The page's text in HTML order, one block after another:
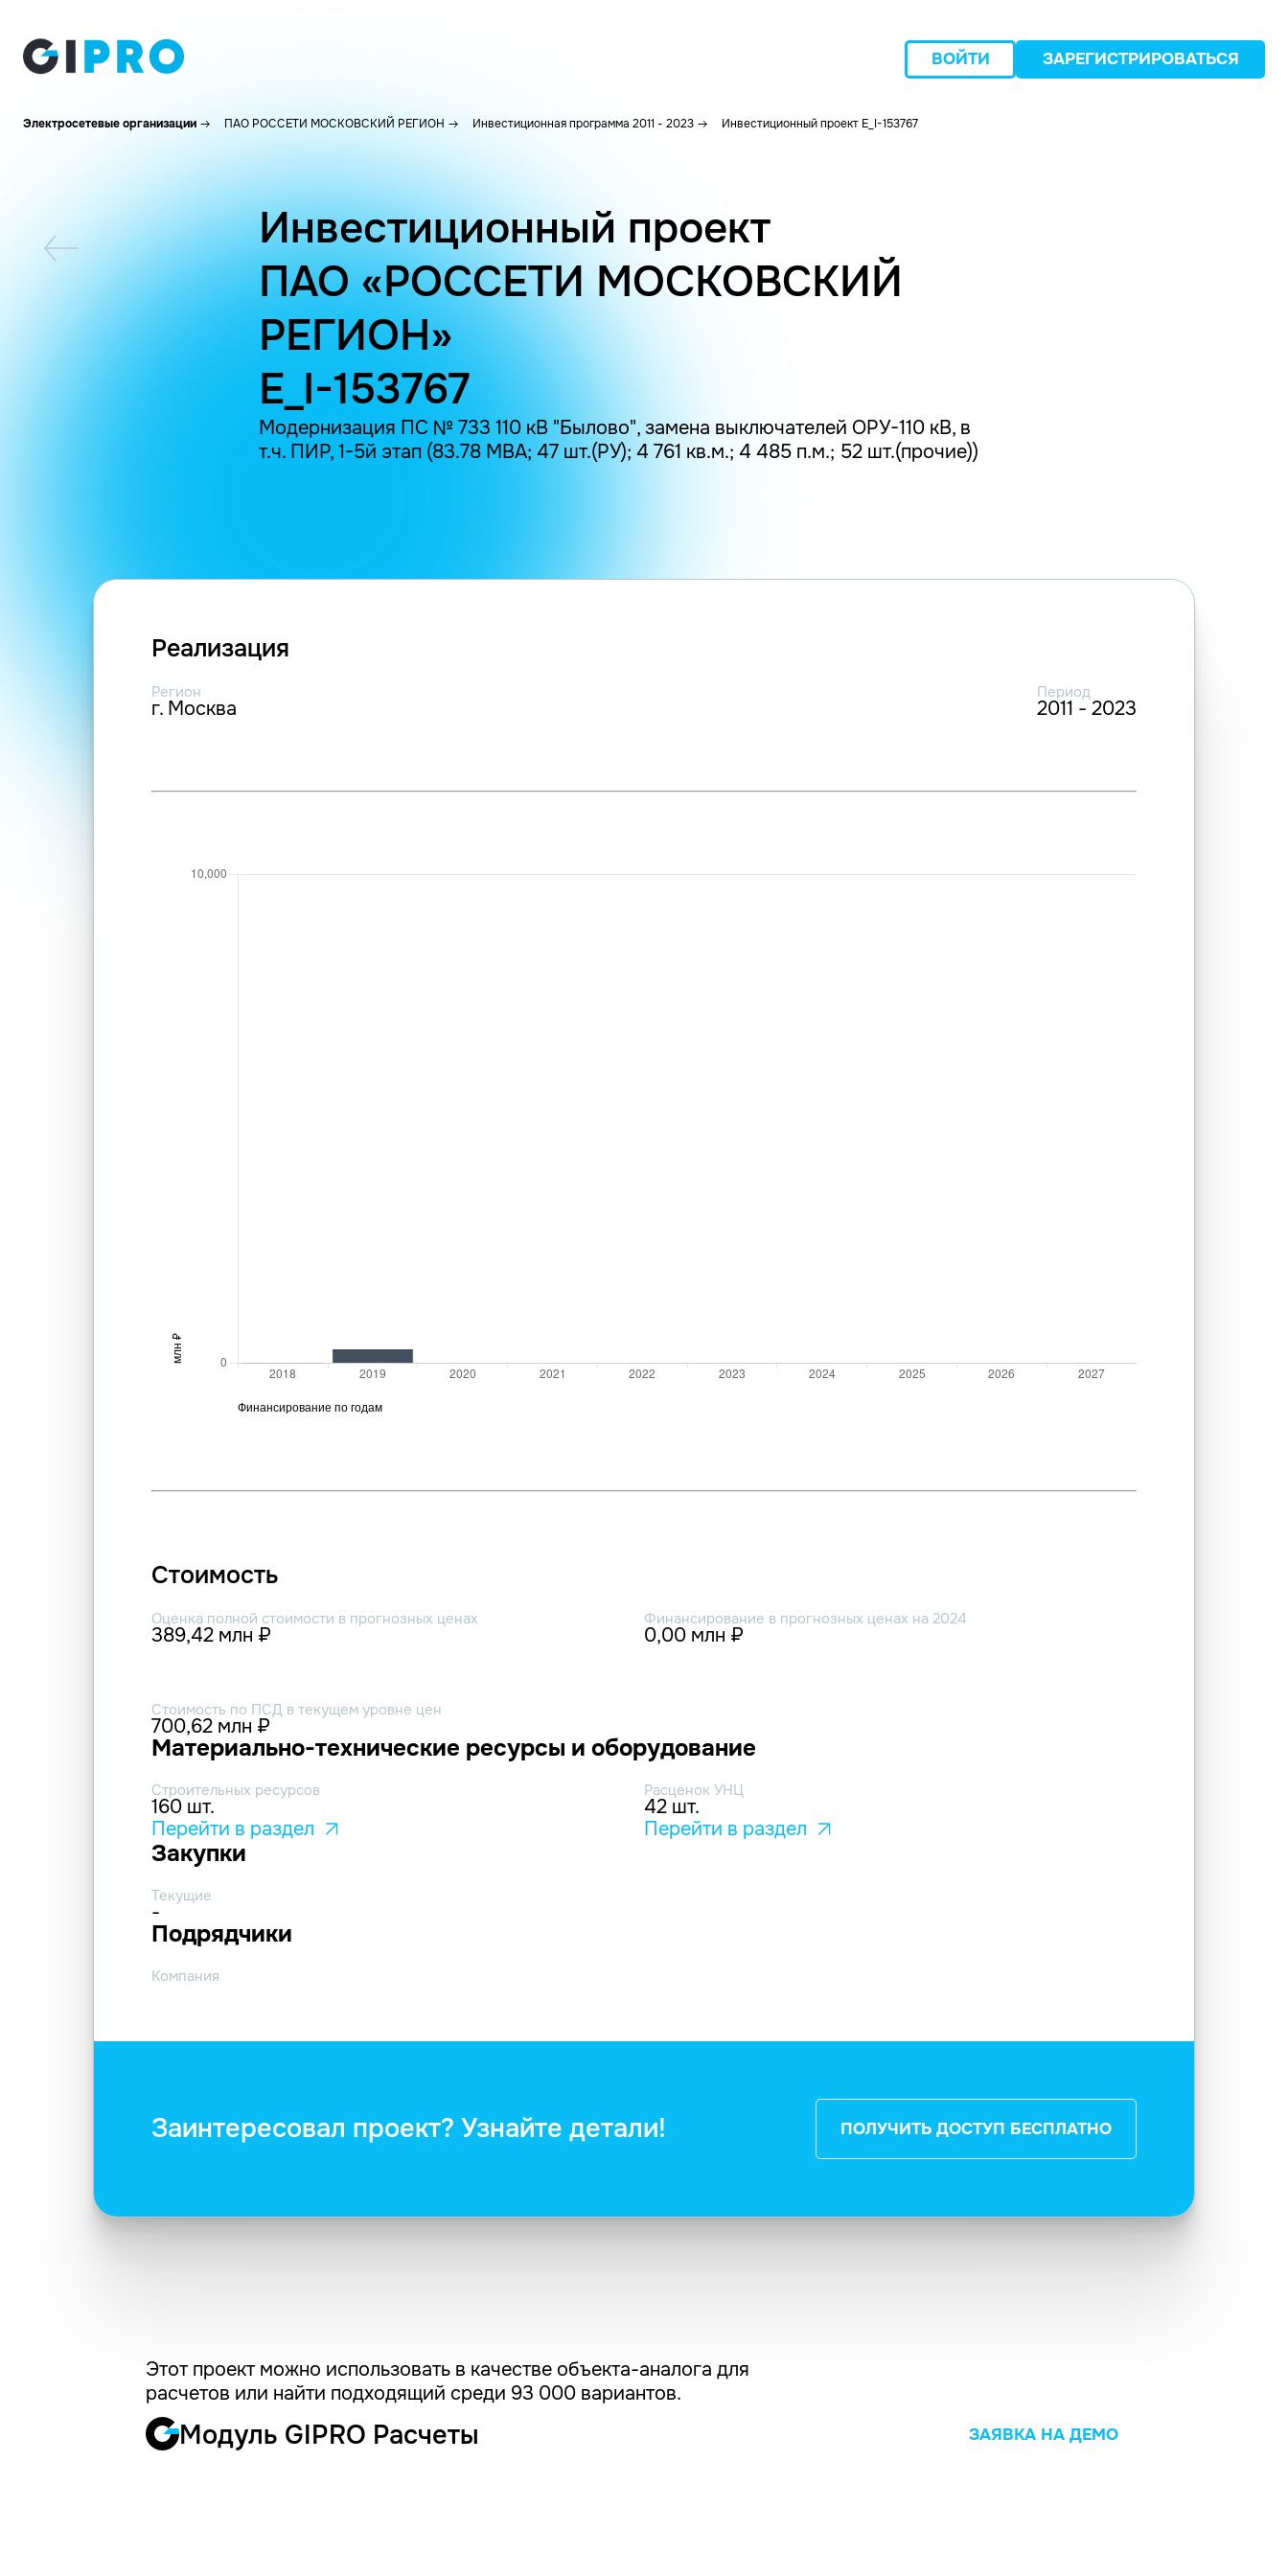
ВОЙТИ ЗАРЕГИСТРИРОВАТЬСЯ
Электросетевые организации ПАО РОССЕТИ МОСКОВСКИЙ РЕГИОН Инвестиционная программа 2011 - 2023 Инвестиционный проект E_I-153767
Инвестиционный проект
ПАО «РОССЕТИ МОСКОВСКИЙ
РЕГИОН»
E_I-153767
Модернизация ПС № 733 110 кВ "Былово", замена выключателей ОРУ-110 кВ, в
т.ч. ПИР, 1-5й этап (83.78 МВА; 47 шт.(РУ); 4 761 кв.м.; 4 485 п.м.; 52 шт.(прочие))
Реализация
Регион
г. Москва
Период
2011 - 2023
Стоимость
Оценка полной стоимости в прогнозных ценах
389,42 млн ₽
Финансирование в прогнозных ценах на 2024
0,00 млн ₽
Стоимость по ПСД в текущем уровне цен
700,62 млн ₽
Материально-технические ресурсы и оборудование
Строительных ресурсов
160 шт.
Перейти в раздел
Расценок УНЦ
42 шт.
Перейти в раздел
Закупки
Текущие
-
Подрядчики
Компания
Заинтересовал проект? Узнайте детали! ПОЛУЧИТЬ ДОСТУП БЕСПЛАТНО
Этот проект можно использовать в качестве объекта-аналога для
расчетов или найти подходящий среди 93 000 вариантов.
Модуль GIPRO Расчеты ЗАЯВКА НА ДЕМО